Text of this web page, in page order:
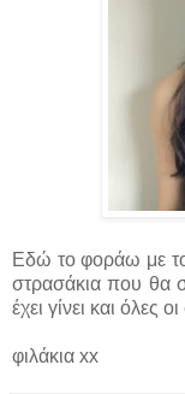
Εδώ το φοράω με το
στρασάκια που θα
έχει γίνει και όλες
φιλάκια xx